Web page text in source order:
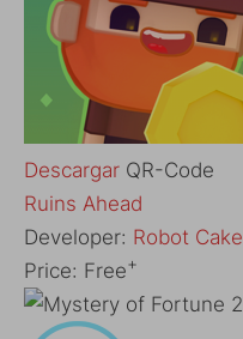
Descargar QR-Code
‎Ruins Ahead
Developer: Robot Cake
Price: Free+